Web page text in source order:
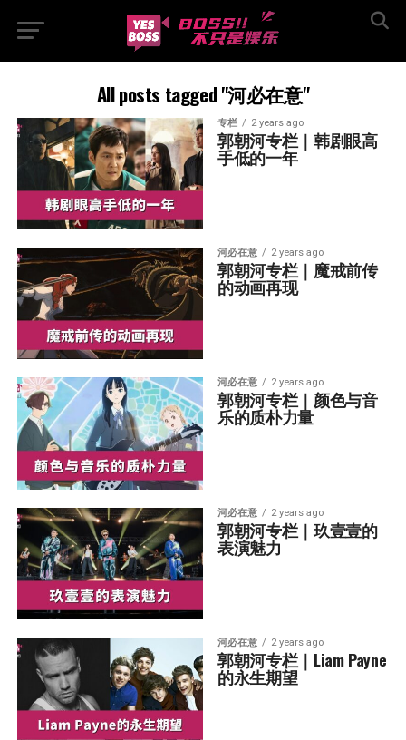
All posts tagged "河必在意"
专栏 2 years ago
郭朝河专栏｜韩剧眼高
手低的一年
河必在意 2 years ago
郭朝河专栏｜魔戒前传
的动画再现
河必在意 2 years ago
郭朝河专栏｜颜色与音
乐的质朴力量
河必在意 2 years ago
郭朝河专栏｜玖壹壹的
表演魅力
河必在意 2 years ago
郭朝河专栏｜Liam Payne
的永生期望